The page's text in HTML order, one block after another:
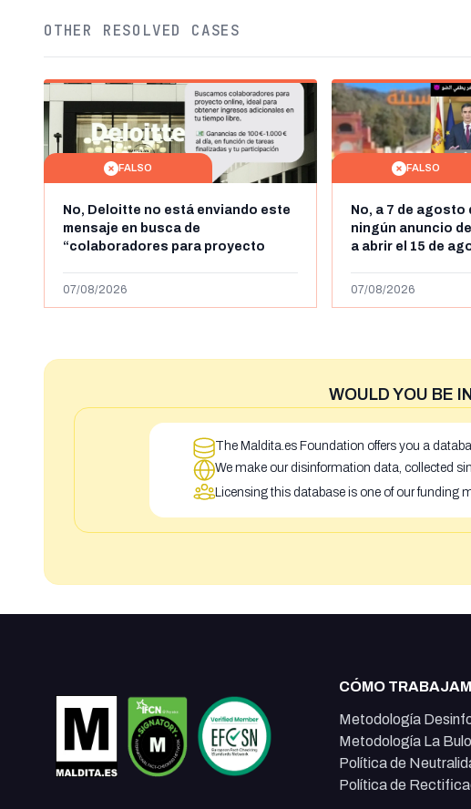
OTHER RESOLVED CASES
FALSO
No, Deloitte no está enviando este
mensaje en busca de
“colaboradores para proyecto
1.000 euros al día: es un timo
07/08/2026
FALSO
No, a 7 de agosto
ningún anuncio
a abrir el 15 de
y Ceuta
07/08/2026
WOULD YOU BE
The Maldita.es Foundation offers you a
We make our disinformation data, collected
Licensing this database is one of our funding
CÓMO
Metodología
Metodología La
Política de
Política de